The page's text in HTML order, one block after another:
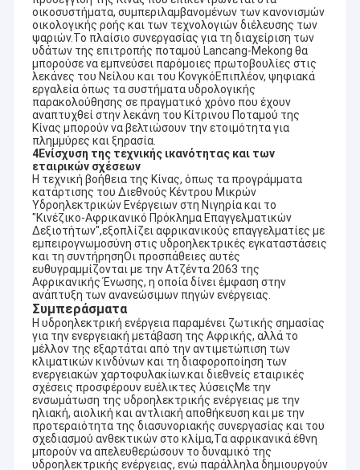
Σπίτι
Προϊόντα
Περίπου εμείς
Γύρος εργοστασίων
Ποιοτικός έλεγχος
Μας ελάτε σε επαφή με
Ειδήσεις
Περιπτώσεις
Pelton Hydro δυναμικού αεροστροβίλου
Kaplan υδροηλεκτρικής ενέργειας δυναμικού
Francis Hydro δυναμικού αεροστροβίλου
Λάμπα υδροηλεκτρικής ενέργειας δυναμικού
οικοσυστήματα, συμπεριλαμβανομένων των κανονισμών
οικολογικής ροής και των τεχνολογιών διέλευσης των
ψαριών.Το πλαίσιο συνεργασίας για τη διαχείριση των
υδάτων της επιτροπής ποταμού Lancang-Mekong θα
μπορούσε να εμπνεύσει παρόμοιες πρωτοβουλίες στις
λεκάνες του Νείλου και του ΚονγκόΕπιπλέον, ψηφιακά
εργαλεία όπως τα συστήματα υδρολογικής
παρακολούθησης σε πραγματικό χρόνο που έχουν
αναπτυχθεί στην λεκάνη του Κίτρινου Ποταμού της
Κίνας μπορούν να βελτιώσουν την ετοιμότητα για
πλημμύρες και ξηρασία.
4Ενίσχυση της τεχνικής ικανότητας και των
εταιρικών σχέσεων
Η τεχνική βοήθεια της Κίνας, όπως τα προγράμματα
κατάρτισης του Διεθνούς Κέντρου Μικρών
Υδροηλεκτρικών Ενέργειων στη Νιγηρία και το
"Κινέζικο-Αφρικανικό Πρόκλημα Επαγγελματικών
Δεξιοτήτων",εξοπλίζει αφρικανικούς επαγγελματίες με
εμπειρογνωμοσύνη στις υδροηλεκτρικές εγκαταστάσεις
και τη συντήρησηΟι προσπάθειες αυτές
ευθυγραμμίζονται με την Ατζέντα 2063 της
Αφρικανικής Ένωσης, η οποία δίνει έμφαση στην
ανάπτυξη των ανανεώσιμων πηγών ενέργειας.
Συμπεράσματα
Η υδροηλεκτρική ενέργεια παραμένει ζωτικής σημασίας
για την ενεργειακή μετάβαση της Αφρικής, αλλά το
μέλλον της εξαρτάται από την αντιμετώπιση των
κλιματικών κινδύνων και τη διαφοροποίηση των
ενεργειακών χαρτοφυλακίων.και διεθνείς εταιρικές
σχέσεις προσφέρουν ευέλικτες λύσειςΜε την
ενσωμάτωση της υδροηλεκτρικής ενέργειας με την
ηλιακή, αιολική και αντλιακή αποθήκευση και με την
προτεραιότητα της διασυνοριακής συνεργασίας και του
σχεδιασμού ανθεκτικών στο κλίμα,Τα αφρικανικά έθνη
μπορούν να απελευθερώσουν το δυναμικό της
υδροηλεκτρικής ενέργειας, ενώ παράλληλα δημιουργούν
HYDROTU είναι η πλήρης κινεζική επιχείρηση σχεδίου
προμηθευτών, διαβούλευσης και εφαρμοσμένης μηχανικής
εξοπλισμού υδρενέργειας στον τομέα του εξοπλισμού
υδρενέργειας. Παρέχουμε στον υψηλό - εξοπλισμός ποιοτικής
κινεζικός υδρενέργειας τις προηγμένες τεχνολογίες και τις
ενσωματωμένες υπηρεσίες για να συναντήσουμε τις
παγκόσμιες αγορές υδρενέργειας.
Η Co. ΕΠΕ εφαρμοσμένης μηχανικής HydroTu Hangzhou
καλύπτει τις υπηρεσίες, πλήρης ανεφοδιασμός εξοπλισμού,
οικονομική λύση των σφαιρικών προγραμμάτων υδρενέργειας
και στοχεύει να είναι ένας από τον καλύτερο σφαιρικό
προμηθευτή του εξοπλισμού υδρενέργειας καθώς επίσης και
τον καλύτερα ενσωματωμένο φορέα παροχής υπηρεσιών στις
αγορές υδρενέργειας.
Ήδη τρέχοντας πρόγραμμα υδρενέργειας HYDROTU σε όλο
τον κόσμο
Ήδη τρέχοντας πρόγραμμα μερικό 1.pdf υδρενέργειας
Hydrotu
Ήδη τρέχοντας πρόγραμμα μερικό 2.pdf υδρενέργειας
Hydrotu
Ήδη τρέχοντας πρόγραμμα μερικό 3.pdf υδρενέργειας
Hydrotu
Σχέδιο σχεδιαγράμματος αναφοράς όλων των ειδών
εγκαταστάσεων υδρενέργειας:
παρακαλώ επισκεφτείτε τον έναν άλλο ιστοχώρο μας για να
μεταφορτώσετε: